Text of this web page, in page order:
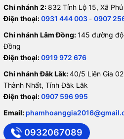
Chi nhánh 2: 832 Tỉnh Lộ 15, Xã
Điện thoại:0931 444 003 - 0907
Chi nhánh Lâm Đồng:145 đường
Đồng
Điện thoại:0919 972 676
Chi nhánh Đăk Lăk:40/5 Liên Gia
Thành Nhất, Tỉnh Đăk Lăk
Điện thoại:0907 596 995
Email:
0932067089